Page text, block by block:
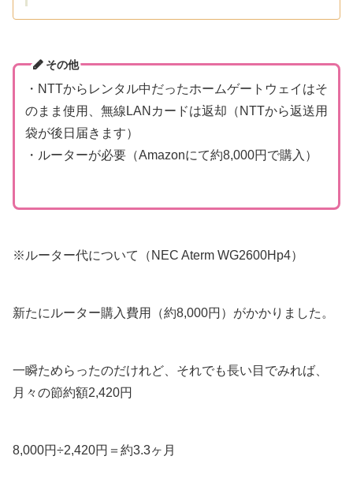
その他
・NTTからレンタル中だったホームゲートウェイはそ
のまま使用、無線LANカードは返却（NTTから返送用
袋が後日届きます）
・ルーターが必要（Amazonにて約8,000円で購入）
※ルーター代について（NEC Aterm WG2600Hp4）
新たにルーター購入費用（約8,000円）がかかりました。
一瞬ためらったのだけれど、それでも長い目でみれば、
月々の節約額2,420円
8,000円÷2,420円＝約3.3ヶ月